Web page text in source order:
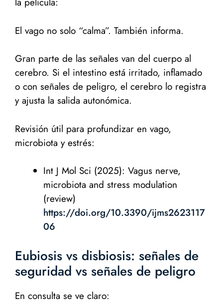
El vago no solo “calma”. También informa.
Gran parte de las señales van del cuerpo al
cerebro. Si el intestino está irritado, inflamado
o con señales de peligro, el cerebro lo registra
y ajusta la salida autonómica.
Revisión útil para profundizar en vago,
microbiota y estrés:
Int J Mol Sci (2025): Vagus nerve,
microbiota and stress modulation
(review)
https://doi.org/10.3390/ijms2623117
06
Eubiosis vs disbiosis: señales de
seguridad vs señales de peligro
En consulta se ve claro: